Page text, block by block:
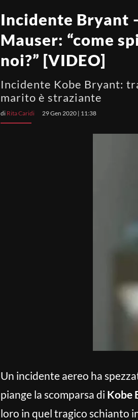
Incidente Bryant
Mauser: “come
noi?” [VIDEO]
Incidente Kobe Bryant:
marito è straziante
di Rita Caridi 29 Gen 2020 | 11:38
Un incidente aereo ha
piange la scomparsa di Kobe
loro in quel tragico schianto